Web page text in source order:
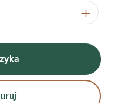
żądaną